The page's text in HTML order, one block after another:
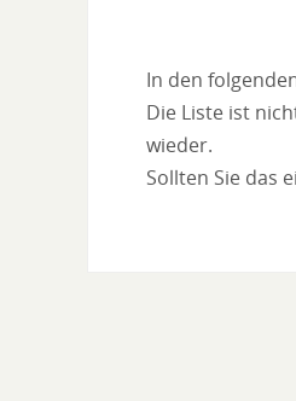
In den
Die Liste ist
wieder.
Sollten Sie das